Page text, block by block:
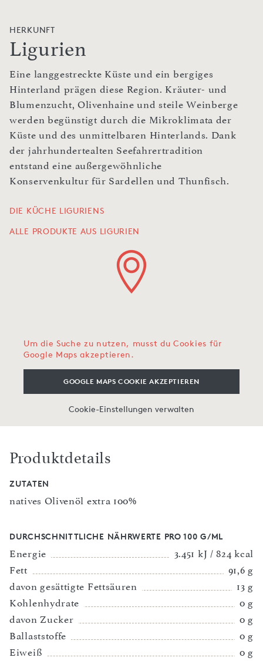
HERKUNFT
Ligurien
Eine langgestreckte Küste und ein bergiges
Hinterland prägen diese Region. Kräuter- und
Blumenzucht, Olivenhaine und steile Weinberge
werden begünstigt durch die Mikroklimata der
Küste und des unmittelbaren Hinterlands. Dank
der jahrhundertealten Seefahrertradition
entstand eine außergewöhnliche
Konservenkultur für Sardellen und Thunfisch.
DIE KÜCHE LIGURIENS
ALLE PRODUKTE AUS LIGURIEN
Um die Suche zu nutzen, musst du Cookies für
Google Maps akzeptieren.
GOOGLE MAPS COOKIE AKZEPTIEREN
Cookie-Einstellungen verwalten
Produktdetails
ZUTATEN
natives Olivenöl extra 100%
DURCHSCHNITTLICHE NÄHRWERTE PRO 100 G/ML
Energie
3.451 kJ / 824 kcal
Fett
91,6 g
davon gesättigte Fettsäuren
13 g
Kohlenhydrate
0 g
davon Zucker
0 g
Ballaststoffe
0 g
Eiweiß
0 g